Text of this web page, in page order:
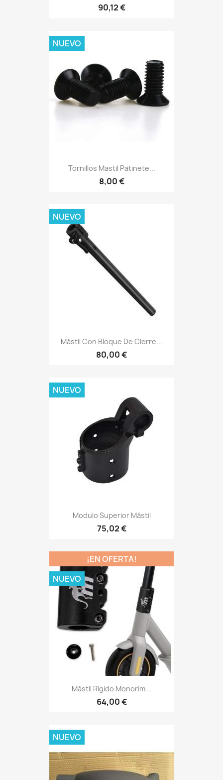
90,12 €
Tornillos Mastil Patinete...
8,00 €
NUEVO
Mástil Con Bloque De Cierre...
80,00 €
NUEVO
Modulo Superior Mástil
75,02 €
NUEVO
Mástil Rígido Monorim...
64,00 €
¡EN OFERTA!
NUEVO
NUEVO